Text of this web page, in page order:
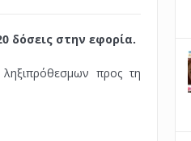
δόσεις στην εφορία.
προς τη